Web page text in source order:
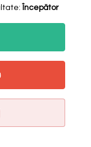
Începător